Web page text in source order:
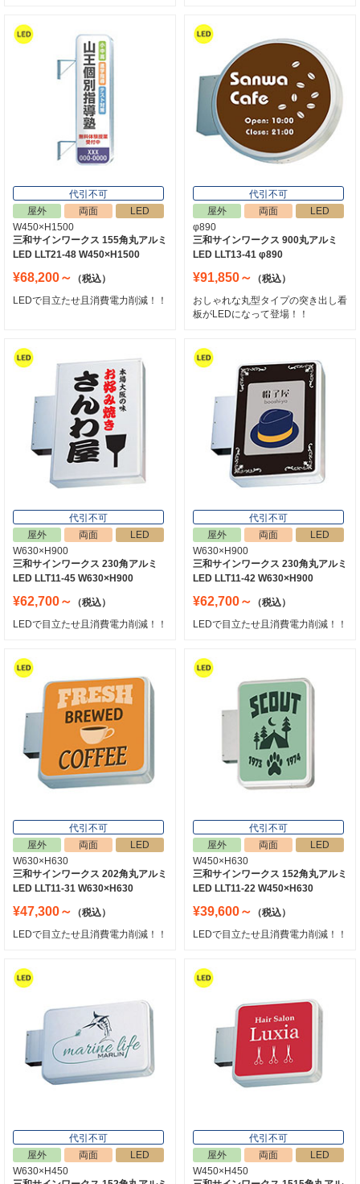
代引不可
屋外
両面
LED
W450×H1500
三和サインワークス 155角丸アルミ
LED LLT21-48 W450×H1500
¥68,200～
（税込）
LEDで目立たせ且消費電力削減！！
代引不可
屋外
両面
LED
φ890
三和サインワークス 900丸アルミ
LED LLT13-41 φ890
¥91,850～
（税込）
おしゃれな丸型タイプの突き出し看
板がLEDになって登場！！
代引不可
屋外
両面
LED
W630×H900
三和サインワークス 230角アルミ
LED LLT11-45 W630×H900
¥62,700～
（税込）
LEDで目立たせ且消費電力削減！！
代引不可
屋外
両面
LED
W630×H900
三和サインワークス 230角丸アルミ
LED LLT11-42 W630×H900
¥62,700～
（税込）
LEDで目立たせ且消費電力削減！！
代引不可
屋外
両面
LED
W630×H630
三和サインワークス 202角丸アルミ
LED LLT11-31 W630×H630
¥47,300～
（税込）
LEDで目立たせ且消費電力削減！！
代引不可
屋外
両面
LED
W450×H630
三和サインワークス 152角丸アルミ
LED LLT11-22 W450×H630
¥39,600～
（税込）
LEDで目立たせ且消費電力削減！！
代引不可
屋外
両面
LED
W630×H450
代引不可
屋外
両面
LED
W450×H450